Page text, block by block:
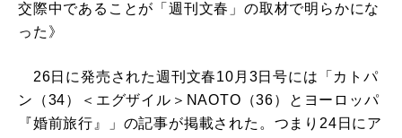
交際中であることが「週刊文春」の取材で明らかにな
った》
26日に発売された週刊文春10月3日号には「カトパ
ン（34）＜エグザイル＞NAOTO（36）とヨーロッパ
『婚前旅行』」の記事が掲載された。つまり24日にア